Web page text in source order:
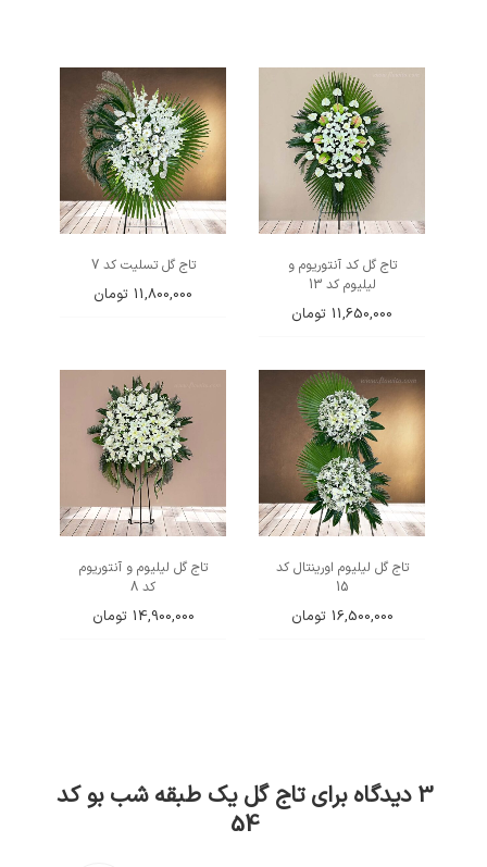
تاج گل تسلیت کد 7
11,800,000 تومان
تاج گل کد آنتوریوم و
لیلیوم کد 13
11,650,000 تومان
تاج گل لیلیوم و آنتوریوم
کد 8
14,900,000 تومان
تاج گل لیلیوم اورینتال کد
15
16,500,000 تومان
3 دیدگاه برای
تاج گل یک طبقه شب بو کد
54